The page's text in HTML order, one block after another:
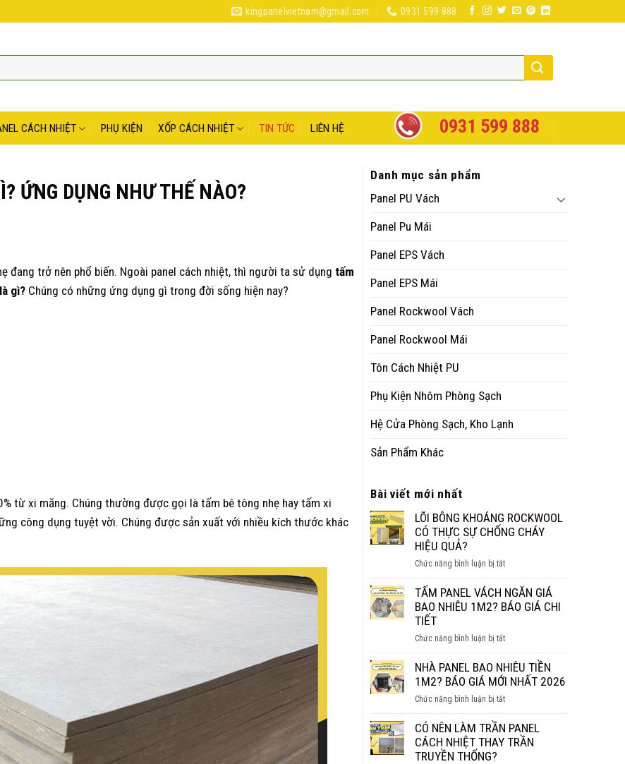
kingpanelvietnam@gmail.com 0931 599 888
CÁCH NHIỆT PHỤ KIỆN XỐP CÁCH NHIỆT TIN TỨC LIÊN HỆ 0931 599 888
ỨNG DỤNG NHƯ THẾ NÀO?
đang trở nên phổ biến. Ngoài panel cách nhiệt, thì người ta sử dụng tấm
gì? Chúng có những ứng dụng gì trong đời sống hiện nay?
từ xi măng. Chúng thường được gọi là tấm bê tông nhẹ hay tấm xi
công dụng tuyệt vời. Chúng được sản xuất với nhiều kích thước khác
Danh mục sản phẩm
Panel PU Vách
Panel Pu Mái
Panel EPS Vách
Panel EPS Mái
Panel Rockwool Vách
Panel Rockwool Mái
Tôn Cách Nhiệt PU
Phụ Kiện Nhôm Phòng Sạch
Hệ Cửa Phòng Sạch, Kho Lạnh
Sản Phẩm Khác
Bài viết mới nhất
LÕI BÔNG KHOÁNG ROCKWOOL
CÓ THỰC SỰ CHỐNG CHÁY
HIỆU QUẢ?
Chức năng bình luận bị tắtở
BÔNG
KHOÁNG
THỰC
CHỐNG
CHÁY
HIỆU
TẤM PANEL VÁCH NGĂN GIÁ
BAO NHIÊU 1M2? BÁO GIÁ CHI
TIẾT
Chức năng bình luận bị tắtở
PANEL
VÁCH
GIÁ
NHIÊU
1M2?
NHÀ PANEL BAO NHIÊU TIỀN
1M2? BÁO GIÁ MỚI NHẤT 2026
Chức năng bình luận bị tắtở
PANEL
BAO
CÓ NÊN LÀM TRẦN PANEL
CÁCH NHIỆT THAY TRẦN
TRUYỀN THỐNG?